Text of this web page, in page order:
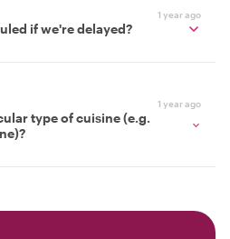
1 year ago
if we're delayed?
1 year ago
type of cuisine (e.g.